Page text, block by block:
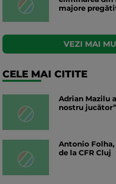
majore
VEZI MAI
CELE MAI CITITE
Adrian Mazilu
nostru jucător”
Antonio Folha,
de la CFR Cluj